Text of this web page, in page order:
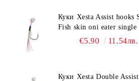
Куки Xesta Assist hooks
Fish skin oni eater single
€5.90 11.54лв.
Куки Xesta Double